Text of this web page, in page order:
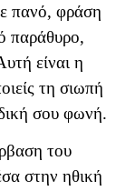
πανό, φράση
παράθυρο,
είναι η
τη σιωπή
σου φωνή.
του
στην ηθική